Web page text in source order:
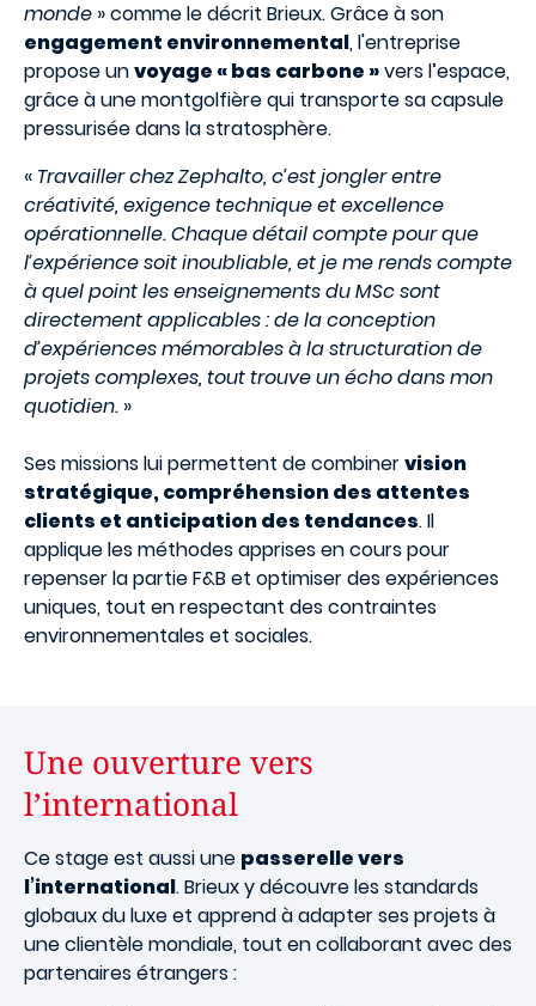
monde » comme le décrit Brieux. Grâce à son
engagement environnemental, l'entreprise
propose unvoyage « bas carbone »vers l’espace,
grâce à une montgolfière qui transporte sa capsule
pressurisée dans la stratosphère.
« Travailler chez Zephalto, c’est jongler entre
créativité, exigence technique et excellence
opérationnelle. Chaque détail compte pour que
l’expérience soit inoubliable, et je me rends compte
à quel point les enseignements du MSc sont
directement applicables : de la conception
d’expériences mémorables à la structuration de
projets complexes, tout trouve un écho dans mon
quotidien. »
Ses missions lui permettent de combinervision
stratégique, compréhension des attentes
clients et anticipation des tendances. Il
applique les méthodes apprises en cours pour
repenser la partie F&B et optimiser des expériences
uniques, tout en respectant des contraintes
environnementales et sociales.
Une ouverture vers
l’international
Ce stage est aussi une passerelle vers
l’international. Brieux y découvre les standards
globaux du luxe et apprend à adapter ses projets à
une clientèle mondiale, tout en collaborant avec des
partenaires étrangers :